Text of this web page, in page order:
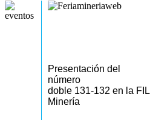
Presentación del
número
doble 131-132 en la FIL
Minería